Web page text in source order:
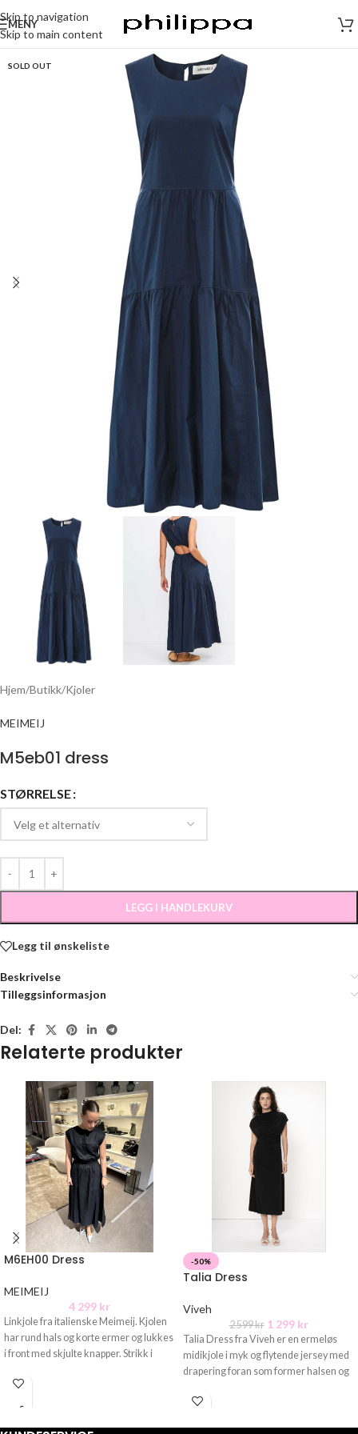
Skip to navigation
Skip to main content
MENY
SOLD OUT
Hjem/Butikk/Kjoler
MEIMEIJ
M5eb01 dress
STØRRELSE
LEGG I HANDLEKURV
Legg til ønskeliste
Beskrivelse
Tilleggsinformasjon
Del:
Relaterte produkter
M6EH00 Dress
MEIMEIJ
4 299 kr
Linkjole fra italienske Meimeij. Kjolen
har rund hals og korte ermer og lukkes
i front med skjulte knapper. Strikk i
-50%
Talia Dress
Viveh
2 599kr 1 299 kr
Talia Dress fra Viveh er en ermeløs
midikjole i myk og flytende jersey med
drapering foran som former halsen og